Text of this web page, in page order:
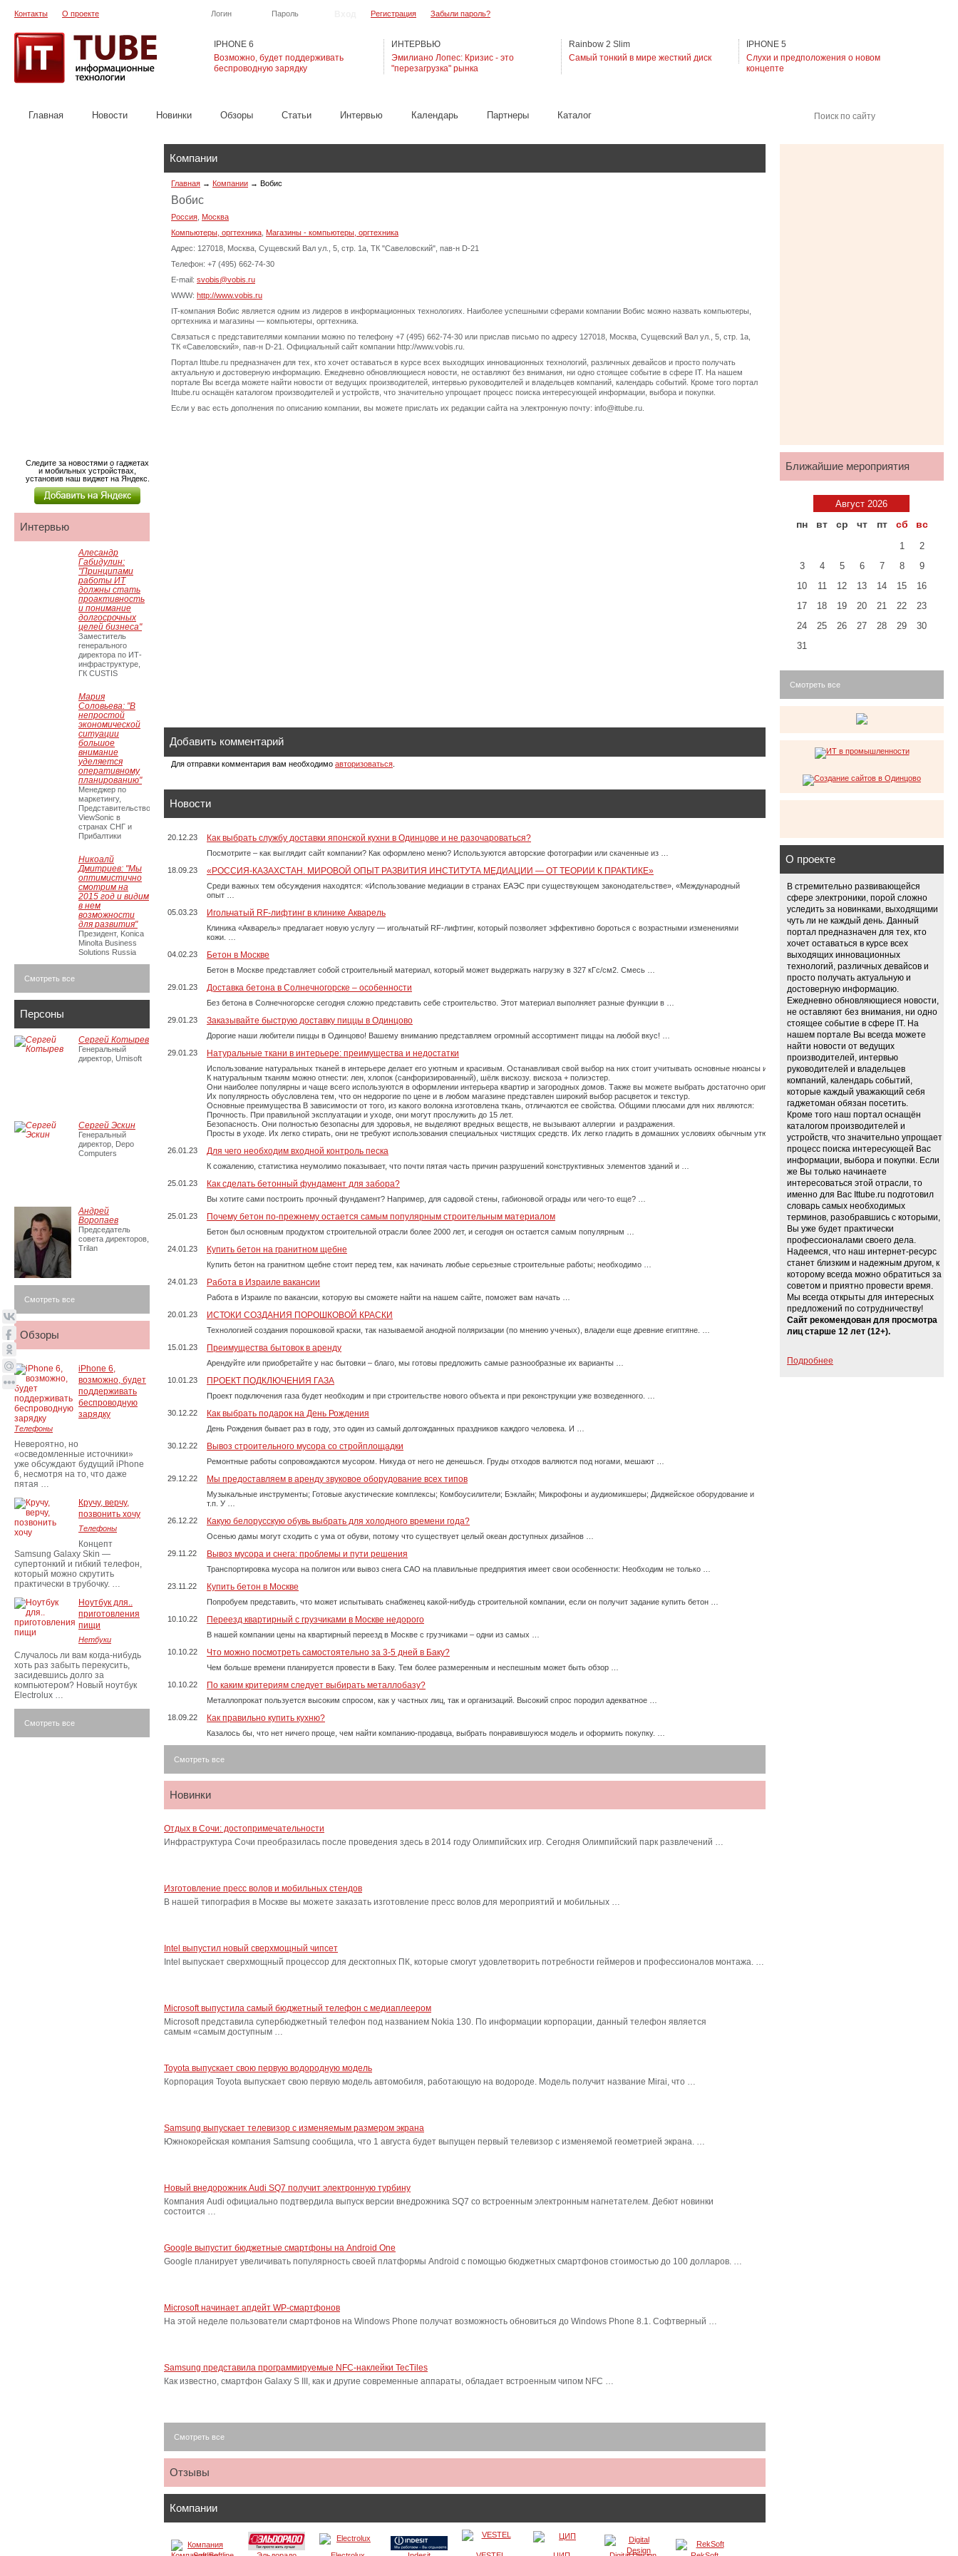
IPHONE 6
Возможно, будет поддерживать
беспроводную зарядку
ИНТЕРВЬЮ
Эмилиано Лопес: Кризис - это
"перезагрузка" рынка
Rainbow 2 Slim
Самый тонкий в мире жесткий диск
IPHONE 5
Слухи и предположения о новом
концепте
Поиск по сайту
Логин Пароль
Контакты О проекте
Главная Новости Новинки Обзоры Cтатьи Интервью Календарь Партнеры Каталог
Регистрация Забыли пароль?
Компании
Главная → Компании → Вобис
Вобис
Россия Москва
Компьютеры, оргтехника Магазины - компьютеры, оргтехника
Адрес: 127018, Москва, Сущевский Вал ул., 5, стр. 1а, ТК "Савеловский", пав-н D-21
Телефон: +7 (495) 662-74-30
E-mail: svobis@vobis.ru
WWW: http://www.vobis.ru
IT-компания Вобис является одним из лидеров в информационных технологиях. Наиболее успешными сферами компании Вобис можно назвать компьютеры,
оргтехника и магазины — компьютеры, оргтехника.
Связаться с представителями компании можно по телефону +7 (495) 662-74-30 или прислав письмо по адресу 127018, Москва, Сущевский Вал ул., 5, стр. 1а,
ТК «Савеловский», пав-н D-21. Официальный сайт компании http://www.vobis.ru.
Портал Ittube.ru предназначен для тех, кто хочет оставаться в курсе всех выходящих инновационных технологий, различных девайсов и просто получать
актуальную и достоверную информацию. Ежедневно обновляющиеся новости, не оставляют без внимания, ни одно стоящее событие в сфере IT. На нашем
портале Вы всегда можете найти новости от ведущих производителей, интервью руководителей и владельцев компаний, календарь событий. Кроме того портал
Ittube.ru оснащён каталогом производителей и устройств, что значительно упрощает процесс поиска интересующей информации, выбора и покупки.
Если у вас есть дополнения по описанию компании, вы можете прислать их редакции сайта на электронную почту: info@ittube.ru.
Добавить комментарий
Для отправки комментария вам необходимо авторизоваться
Новости
20.12.23 Как выбрать службу доставки японской кухни в Одинцове и не разочароваться?
Посмотрите – как выглядит сайт компании? Как оформлено меню? Используются авторские фотографии или скаченные из …
18.09.23
«РОССИЯ-КАЗАХСТАН. МИРОВОЙ ОПЫТ РАЗВИТИЯ ИНСТИТУТА МЕДИАЦИИ — ОТ ТЕОРИИ К ПРАКТИКЕ»
Среди важных тем обсуждения находятся: «Использование медиации в странах ЕАЭС при существующем законодательстве», «Международный
опыт …
05.03.23
Игольчатый RF-лифтинг в клинике Акварель
Клиника «Акварель» предлагает новую услугу — игольчатый RF-лифтинг, который позволяет эффективно бороться с возрастными изменениями
кожи. …
04.02.23
Бетон в Москве
Бетон в Москве представляет собой строительный материал, который может выдержать нагрузку в 327 кГс/см2. Смесь …
29.01.23
Доставка бетона в Солнечногорске – особенности
Без бетона в Солнечногорске сегодня сложно представить себе строительство. Этот материал выполняет разные функции в …
29.01.23
Заказывайте быструю доставку пиццы в Одинцово
Дорогие наши любители пиццы в Одинцово! Вашему вниманию представляем огромный ассортимент пиццы на любой вкус! …
29.01.23
Натуральные ткани в интерьере: преимущества и недостатки
Использование натуральных тканей в интерьере делает его уютным и красивым. Останавливая свой выбор на них стоит учитывать основные нюансы их использования, иначе по истечению времени
К натуральным тканям можно отнести: лен, хлопок (санфоризированный), шёлк вискозу. вискоза + полиэстер.
Они наиболее популярны и чаще всего используются в оформлении интерьера квартир и загородных домов. Также вы можете выбрать достаточно оригинальные ткани, изготовленные из крапивы,
Их популярность обусловлена тем, что он недорогие по цене и в любом магазине представлен широкий выбор расцветок и текстур.
Основные преимущества В зависимости от того, из какого волокна изготовлена ткань, отличаются ее свойства. Общими плюсами для них являются:
Прочность. При правильной эксплуатации и уходе, они могут прослужить до 15 лет.
Безопасность. Они полностью безопасны для здоровья, не выделяют вредных веществ, не вызывают аллергии и раздражения.
Просты в уходе. Их легко стирать, они не требуют использования специальных чистящих средств. Их легко гладить в домашних условиях обычным утюгом. …
26.01.23
Для чего необходим входной контроль песка
К сожалению, статистика неумолимо показывает, что почти пятая часть причин разрушений конструктивных элементов зданий и …
25.01.23
Как сделать бетонный фундамент для забора?
Вы хотите сами построить прочный фундамент? Например, для садовой стены, габионовой ограды или чего-то еще? …
25.01.23
Почему бетон по-прежнему остается самым популярным строительным материалом
Бетон был основным продуктом строительной отрасли более 2000 лет, и сегодня он остается самым популярным …
24.01.23
Купить бетон на гранитном щебне
Купить бетон на гранитном щебне стоит перед тем, как начинать любые серьезные строительные работы; необходимо …
24.01.23
Работа в Израиле вакансии
Работа в Израиле по вакансии, которую вы сможете найти на нашем сайте, поможет вам начать …
20.01.23
ИСТОКИ СОЗДАНИЯ ПОРОШКОВОЙ КРАСКИ
Технологией создания порошковой краски, так называемой анодной поляризации (по мнению ученых), владели еще древние египтяне. …
15.01.23
Преимущества бытовок в аренду
Арендуйте или приобретайте у нас бытовки – благо, мы готовы предложить самые разнообразные их варианты …
10.01.23
ПРОЕКТ ПОДКЛЮЧЕНИЯ ГАЗА
Проект подключения газа будет необходим и при строительстве нового объекта и при реконструкции уже возведенного. …
30.12.22
Как выбрать подарок на День Рождения
День Рождения бывает раз в году, это один из самый долгожданных праздников каждого человека. И …
30.12.22
Вывоз строительного мусора со стройплощадки
Ремонтные работы сопровождаются мусором. Никуда от него не денешься. Груды отходов валяются под ногами, мешают …
29.12.22
Мы предоставляем в аренду звуковое оборудование всех типов
Музыкальные инструменты; Готовые акустические комплексы; Комбоусилители; Бэклайн; Микрофоны и аудиомикшеры; Диджейское оборудование и
т.п. У …
26.12.22
Какую белорусскую обувь выбрать для холодного времени года?
Осенью дамы могут сходить с ума от обуви, потому что существует целый океан доступных дизайнов …
29.11.22
Вывоз мусора и снега: проблемы и пути решения
Транспортировка мусора на полигон или вывоз снега САО на плавильные предприятия имеет свои особенности: Необходим не только …
23.11.22
Купить бетон в Москве
Попробуем представить, что может испытывать снабженец какой-нибудь строительной компании, если он получит задание купить бетон …
10.10.22
Переезд квартирный с грузчиками в Москве недорого
В нашей компании цены на квартирный переезд в Москве с грузчиками – одни из самых …
10.10.22
Что можно посмотреть самостоятельно за 3-5 дней в Баку?
Чем больше времени планируется провести в Баку. Тем более размеренным и неспешным может быть обзор …
10.10.22
По каким критериям следует выбирать металлобазу?
Металлопрокат пользуется высоким спросом, как у частных лиц, так и организаций. Высокий спрос породил адекватное …
18.09.22
Как правильно купить кухню?
Казалось бы, что нет ничего проще, чем найти компанию-продавца, выбрать понравившуюся модель и оформить покупку. …
Смотреть все
Новинки
Отдых в Сочи: достопримечательности
Инфраструктура Сочи преобразилась после проведения здесь в 2014 году Олимпийских игр. Сегодня Олимпийский парк развлечений …
Изготовление пресс волов и мобильных стендов
В нашей типография в Москве вы можете заказать изготовление пресс волов для мероприятий и мобильных …
Intel выпустил новый сверхмощный чипсет
Intel выпускает сверхмощный процессор для десктопных ПК, которые смогут удовлетворить потребности геймеров и профессионалов монтажа. …
Microsoft выпустила самый бюджетный телефон с медиаплеером
Microsoft представила супербюджетный телефон под названием Nokia 130. По информации корпорации, данный телефон является
самым «самым доступным …
Toyota выпускает свою первую водородную модель
Корпорация Toyota выпускает свою первую модель автомобиля, работающую на водороде. Модель получит название Mirai, что …
Samsung выпускает телевизор с изменяемым размером экрана
Южнокорейская компания Samsung сообщила, что 1 августа будет выпущен первый телевизор с изменяемой геометрией экрана. …
Новый внедорожник Audi SQ7 получит электронную турбину
Компания Audi официально подтвердила выпуск версии внедрожника SQ7 со встроенным электронным нагнетателем. Дебют новинки
состоится …
Google выпустит бюджетные смартфоны на Android One
Google планирует увеличивать популярность своей платформы Android с помощью бюджетных смартфонов стоимостью до 100 долларов. …
Microsoft начинает апдейт WP-смартфонов
На этой неделе пользователи смартфонов на Windows Phone получат возможность обновиться до Windows Phone 8.1. Софтверный …
Samsung представила программируемые NFC-наклейки TecTiles
Как известно, смартфон Galaxy S III, как и другие современные аппараты, обладает встроенным чипом NFC …
Смотреть все
Отзывы
Компании
Следите за новостями о гаджетах
и мобильных устройствах,
установив наш виджет на Яндекс.
Интервью
Алесандр
Габидулин:
"Принципами
работы ИТ
должны стать
проактивность
и понимание
долгосрочных
целей бизнеса"
Заместитель
генерального
директора по ИТ-
инфраструктуре,
ГК CUSTIS
Мария
Соловьева: "В
непростой
экономической
ситуации
большое
внимание
уделяется
оперативному
планированию"
Менеджер по
маркетингу,
Представительство
ViewSonic в
странах СНГ и
Прибалтики
Никоалй
Дмитриев: "Мы
оптимистично
смотрим на
2015 год и видим
в нем
возможности
для развития"
Президент, Konica
Minolta Business
Solutions Russia
Смотреть все
Персоны
Сергей Котырев
Генеральный
директор, Umisoft
Сергей Эскин
Генеральный
директор, Depo
Computers
Андрей
Воропаев
Председатель
совета директоров,
Trilan
Смотреть все
Обзоры
iPhone 6,
возможно, будет
поддерживать
беспроводную
зарядку
Телефоны
Невероятно, но
«осведомленные источники»
уже обсуждают будущий iPhone
6, несмотря на то, что даже
пятая …
Кручу, верчу,
позвонить хочу
Телефоны
Концепт
Samsung Galaxy Skin —
супертонкий и гибкий телефон,
который можно скрутить
практически в трубочку. …
Ноутбук для..
приготовления
пищи
Нетбуки
Случалось ли вам когда-нибудь
хоть раз забыть перекусить,
засидевшись долго за
компьютером? Новый ноутбук
Electrolux …
Смотреть все
Ближайшие мероприятия
Август 2026
пн вт ср чт пт сб вс
1
2
3
4 5 6 7 8
9
10
11 12 13 14 15
16
17
18 19 20 21 22
23
24
25 26 27 28 29
30
31
Смотреть все
О проекте
В стремительно развивающейся
сфере электроники, порой сложно
уследить за новинками, выходящими
чуть ли не каждый день. Данный
портал предназначен для тех, кто
хочет оставаться в курсе всех
выходящих инновационных
технологий, различных девайсов и
просто получать актуальную и
достоверную информацию.
Ежедневно обновляющиеся новости,
не оставляют без внимания, ни одно
стоящее событие в сфере IT. На
нашем портале Вы всегда можете
найти новости от ведущих
производителей, интервью
руководителей и владельцев
компаний, календарь событий,
которые каждый уважающий себя
гаджетоман обязан посетить.
Кроме того наш портал оснащён
каталогом производителей и
устройств, что значительно упрощает
процесс поиска интересующей Вас
информации, выбора и покупки. Если
же Вы только начинаете
интересоваться этой отрасли, то
именно для Вас Ittube.ru подготовил
словарь самых необходимых
терминов, разобравшись с которыми,
Вы уже будет практически
профессионалами своего дела.
Надеемся, что наш интернет-ресурс
станет близким и надежным другом, к
которому всегда можно обратиться за
советом и приятно провести время.
Мы всегда открыты для интересных
предложений по сотрудничеству!
Сайт рекомендован для просмотра
лиц старше 12 лет (12+).
Подробнее